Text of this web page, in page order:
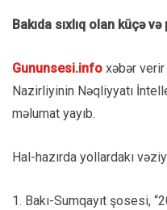
Bakıda sıxlıq olan küçə
Gununsesi.info xəbər
Nazirliyinin Nəqliyyatı
məlumat yayıb.
Hal-hazırda yollardakı
1. Bakı-Sumqayıt şosesi,